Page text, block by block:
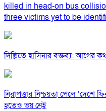
killed in head-on bus
three victims yet to be
দিল্লিতে হাসিনার বক্তব্য: আগের
নিরাপত্তার নিশ্চয়তা পেলে ‘দেশে
হতেও ভয় নেই